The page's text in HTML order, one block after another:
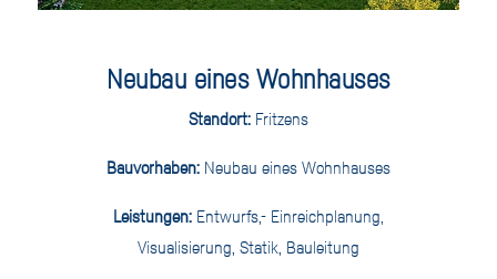
Neubau eines Wohnhauses
Standort: Fritzens
Bauvorhaben: Neubau eines Wohnhauses
Leistungen: Entwurfs,- Einreichplanung,
Visualisierung, Statik, Bauleitung